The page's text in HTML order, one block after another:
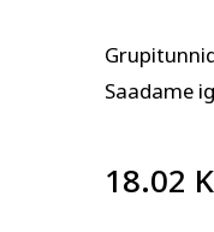
Saadame
18.02